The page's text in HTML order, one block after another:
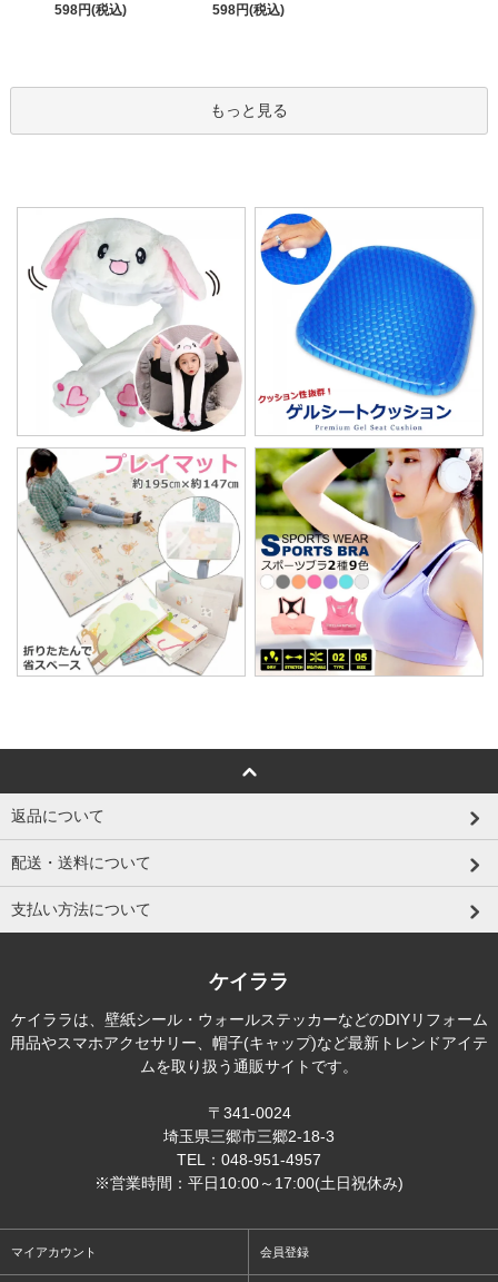
598円(税込)
598円(税込)
もっと見る
返品について
配送・送料について
支払い方法について
ケイララ
ケイララは、壁紙シール・ウォールステッカーなどのDIYリフォーム
用品やスマホアクセサリー、帽子(キャップ)など最新トレンドアイテ
ムを取り扱う通販サイトです。
〒341-0024
埼玉県三郷市三郷2-18-3
TEL：048-951-4957
※営業時間：平日10:00～17:00(土日祝休み)
マイアカウント 会員登録